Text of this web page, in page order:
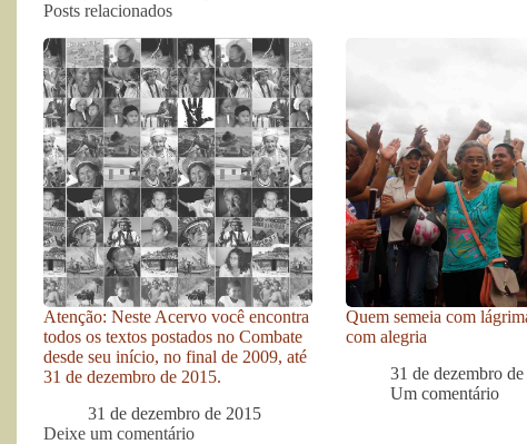
Posts relacionados
Atenção: Neste Acervo você encontra
todos os textos postados no Combate
desde seu início, no final de 2009, até
31 de dezembro de 2015.
31 de dezembro de 2015
Quem semeia com
com alegria
31 de dezembro
Um comentário
Deixe um comentário